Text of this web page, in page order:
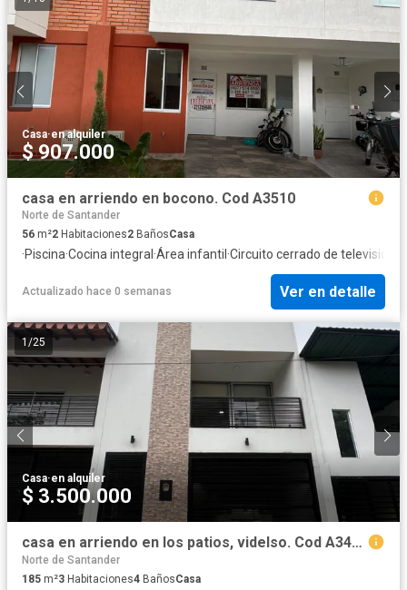
Casa·en alquiler
$ 907.000
casa en arriendo en bocono. Cod A3510
Norte de Santander
56 m²2 Habitaciones2 BañosCasa
·Piscina·Cocina integral ·Área infantil ·Circuito cerrado de televisión
Actualizado hace 0 semanas Ver en detalle
1 /25
Casa·en alquiler
$ 3.500.000
casa en arriendo en los patios, videlso. Cod A3443
Norte de Santander
185 m²3 Habitaciones4 BañosCasa